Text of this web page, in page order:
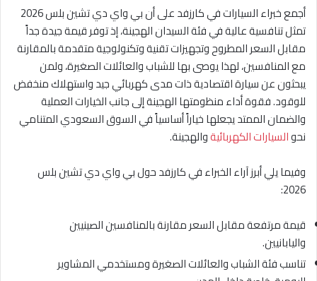
أجمع خبراء السيارات في كارزفد على أن بي واي دي تشين بلس 2026
تمثل تنافسية عالية في فئة السيدان الهجينة، إذ توفر قيمة جيدة جداً
مقابل السعر المطروح وتجهيزات تقنية وتكنولوجية متقدمة بالمقارنة
مع المنافسين، لهذا يوصى بها للشباب والعائلات الصغيرة، ولمن
يبحثون عن سيارة اقتصادية ذات مدى كهربائي جيد واستهلاك منخفض
للوقود. فقوة أداء منظومتها الهجينة إلى جانب الخيارات العملية
والضمان الممتد يجعلها خياراً أساسياً في السوق السعودي المتنامي
نحوالسيارات الكهربائيةوالهجينة.
وفيما يلي أبرز آراء الخبراء في كارزفد حول بي واي دي تشين بلس
2026:
قيمة مرتفعة مقابل السعر مقارنة بالمنافسين الصينيين
واليابانيين.
تناسب فئة الشباب والعائلات الصغيرة ومستخدمي المشاوير